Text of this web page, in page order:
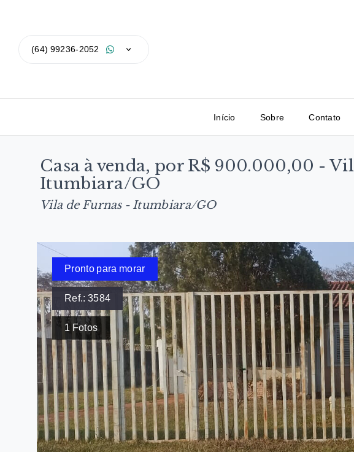
(64) 99236-2052
Início Sobre Contato
Casa à venda, por R$ 900.000,00 -
Itumbiara/GO
Vila de Furnas - Itumbiara/GO
Pronto para morar
Ref.:3584
1 Fotos